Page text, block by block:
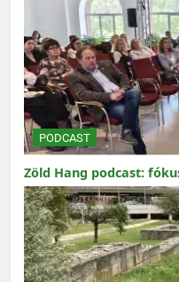
PODCAST
Zöld Hang podcast: